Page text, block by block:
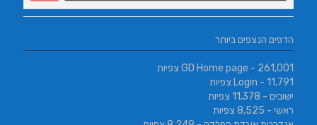
הדפים הנצפים ביותר
GD Home page - 261,001 צפיות
Login - 11,791 צפיות
ישובים - 11,378 צפיות
ראשי - 8,525 צפיות